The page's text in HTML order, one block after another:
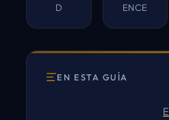
D
ENCE
EN ESTA GUÍA